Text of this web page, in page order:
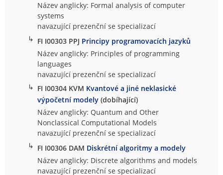
Název anglicky: Formal analysis of computer
systems
navazující prezenční se specializací
↳ FI I00303 PPJ Principy programovacích jazyků
Název anglicky: Principles of programming
languages
navazující prezenční se specializací
↳ FI I00304 KVM Kvantové a jiné neklasické
výpočetní modely (dobíhající)
Název anglicky: Quantum and Other
Nonclassical Computational Models
navazující prezenční se specializací
↳ FI I00306 DAM Diskrétní algoritmy a modely
Název anglicky: Discrete algorithms and models
navazující prezenční se specializací